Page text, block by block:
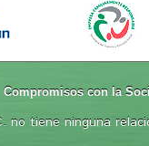
Compromisos con la
no tiene ninguna